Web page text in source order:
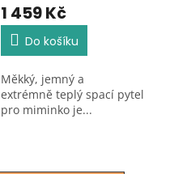
produktu
5,0
5
hvězdiček.
1 459 Kč
Do košíku
Měkký, jemný a
extrémně teplý spací pytel
pro miminko je...